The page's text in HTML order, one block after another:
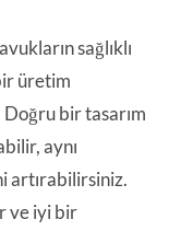
sağlıklı
üretim
bir tasarım
aynı
artırabilirsiniz.
ve iyi bir